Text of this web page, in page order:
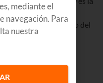
de aves. El
haciendo una foto del
mediante el
navegación. Para
nuestra